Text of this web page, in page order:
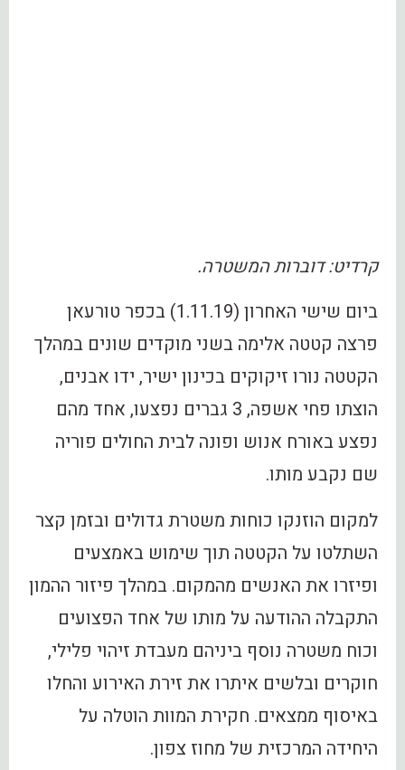
קרדיט: דוברות המשטרה.
ביום שישי האחרון (1.11.19) בכפר טורעאן
פרצה קטטה אלימה בשני מוקדים שונים במהלך
הקטטה נורו זיקוקים בכינון ישיר, ידו אבנים,
הוצתו פחי אשפה, 3 גברים נפצעו, אחד מהם
נפצע באורח אנוש ופונה לבית החולים פוריה
שם נקבע מותו.
למקום הוזנקו כוחות משטרת גדולים ובזמן קצר
השתלטו על הקטטה תוך שימוש באמצעים
ופיזרו את האנשים מהמקום. במהלך פיזור ההמון
התקבלה ההודעה על מותו של אחד הפצועים
וכוח משטרה נוסף ביניהם מעבדת זיהוי פלילי,
חוקרים ובלשים איתרו את זירת האירוע והחלו
באיסוף ממצאים. חקירת המוות הוטלה על
היחידה המרכזית של מחוז צפון.